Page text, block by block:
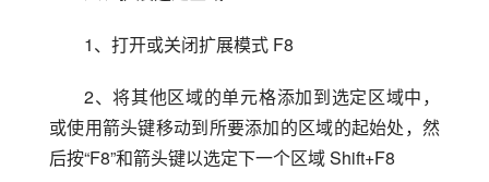
1、打开或关闭扩展模式 F8
2、将其他区域的单元格添加到选定区域中，
或使用箭头键移动到所要添加的区域的起始处，然
后按“F8”和箭头键以选定下一个区域 Shift+F8